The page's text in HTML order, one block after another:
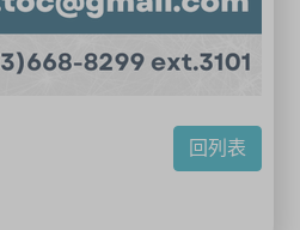
回列表